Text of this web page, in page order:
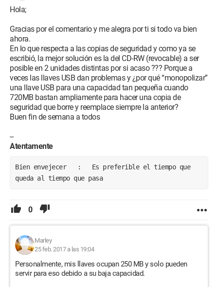
Hola;
Gracias por el comentario y me alegra por ti si todo va bien
ahora.
En lo que respecta a las copias de seguridad y como ya se
escribió, la mejor solución es la del CD-RW (revocable) a ser
posible en 2 unidades distintas por si acaso ??? Porque a
veces las llaves USB dan problemas y ¿por qué “monopolizar”
una llave USB para una capacidad tan pequeña cuando
720MB bastan ampliamente para hacer una copia de
seguridad que borre y reemplace siempre la anterior?
Buen fin de semana a todos
--
Atentamente
Bien envejecer   :   Es preferible el tiempo que
queda al tiempo que pasa
0
Marley
25 feb. 2017 a las 19:04
Personalmente, mis llaves ocupan 250 MB y solo pueden
servir para eso debido a su baja capacidad.